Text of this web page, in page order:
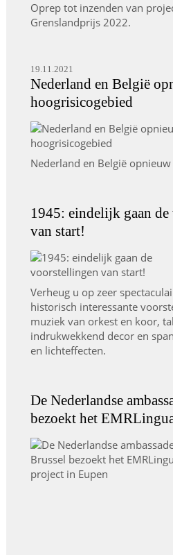
Oprep tot inzenden van
Grenslandprijs 2022.
19.11.2021
Nederland en België
hoogrisicogebied
Nederland en België
1945: eindelijk gaan
van start!
Verheug u op zeer
historisch interessante
muziek van orkest en koor,
indrukwekkend decor en
en lichteffecten.
De Nederlandse
bezoekt het